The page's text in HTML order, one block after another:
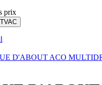
prix